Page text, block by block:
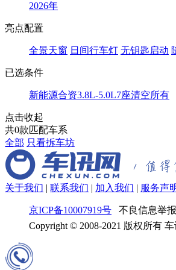
2026年
亮点配置
全景天窗 日间行车灯 无钥匙启动
已选条件
新能源合资3.8L-5.0L7座清空所有
点击收起
共0款匹配车系
全部 只看拆车坊
关于我们 | 联系我们 | 加入我们 | 服务声
京ICP备10007919号 不良信息举
Copyright © 2008-2021 版权所有 车